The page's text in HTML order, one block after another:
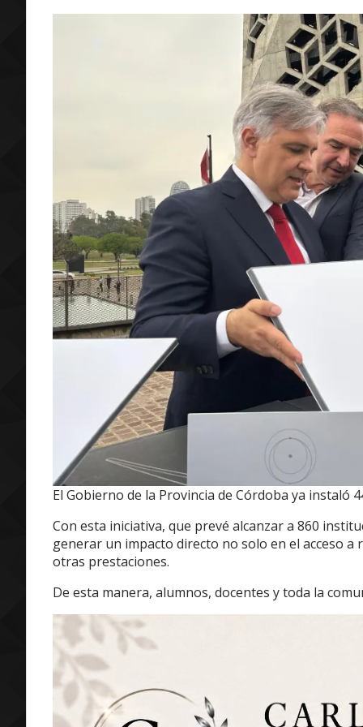
El Gobierno de la Provincia de Córdoba ya instaló
Con esta iniciativa, que prevé alcanzar a 860
generar un impacto directo no solo en el acceso
otras prestaciones.
De esta manera, alumnos, docentes y toda la